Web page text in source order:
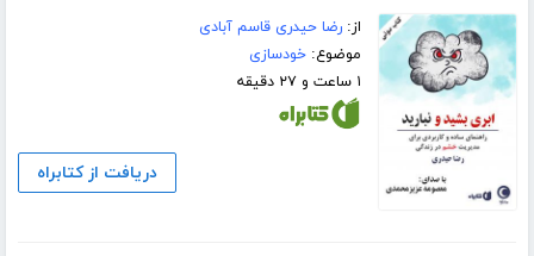
از:رضا حیدری قاسم آبادی
موضوع:خودسازی
۱ ساعت و ۲۷ دقیقه
دریافت از کتابراه